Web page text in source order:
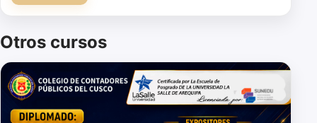
Otros cursos